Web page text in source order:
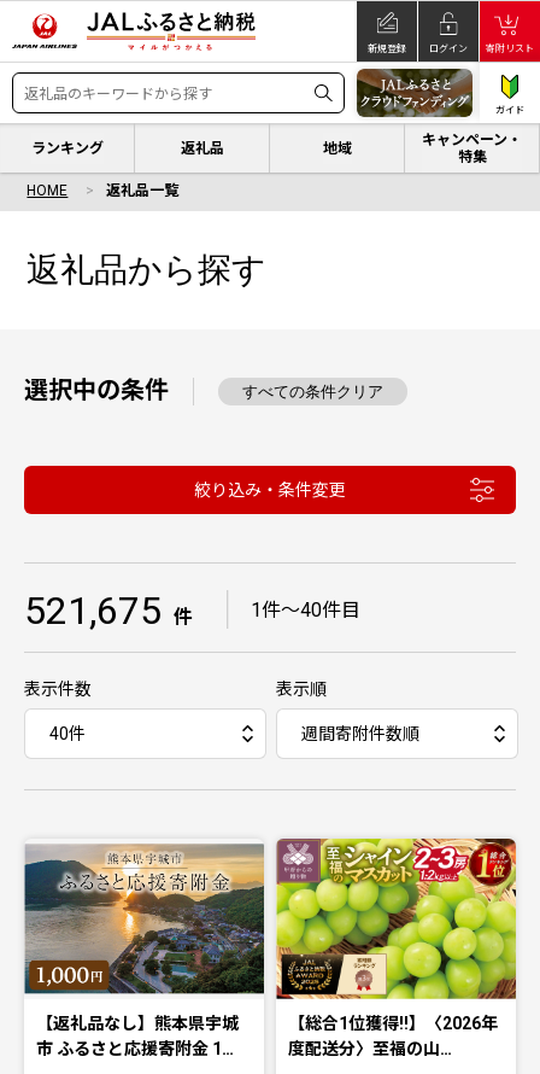
新規登録 ログイン 寄附リスト
ガイド
ランキング 返礼品 地域
キャンペーン・
特集
HOME 返礼品一覧
返礼品から探す
選択中の条件 すべての条件クリア
絞り込み・条件変更
521,675 件 1件〜40件目
表示件数 表示順
【返礼品なし】熊本県宇城
市 ふるさと応援寄附金 1…
【総合1位獲得!!】〈2026年
度配送分〉至福の山…